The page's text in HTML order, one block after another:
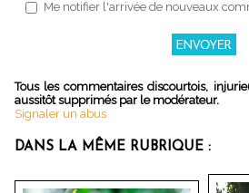
Me notifier l'arrivée de nouveaux
Tous les commentaires discourtois,
aussitôt supprimés par le modérateur.
Signaler un abus
DANS LA MÊME RUBRIQUE :